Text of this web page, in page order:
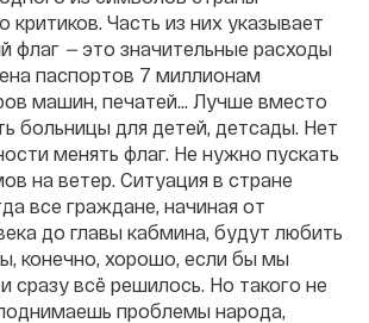
критиков. Часть из них указывает
флаг — это значительные расходы
паспортов 7 миллионам
машин, печатей... Лучше вместо
больницы для детей, детсады. Нет
менять флаг. Не нужно пускать
на ветер. Ситуация в стране
все граждане, начиная от
до главы кабмина, будут любить
конечно, хорошо, если бы мы
сразу всё решилось. Но такого не
проблемы народа,